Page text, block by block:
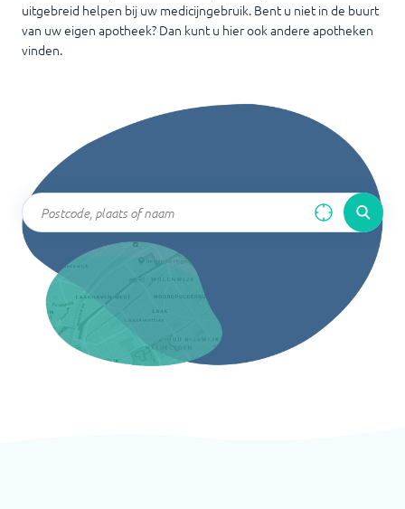
uitgebreid helpen bij uw medicijngebruik. Bent u niet in de buurt
van uw eigen apotheek? Dan kunt u hier ook andere apotheken
vinden.